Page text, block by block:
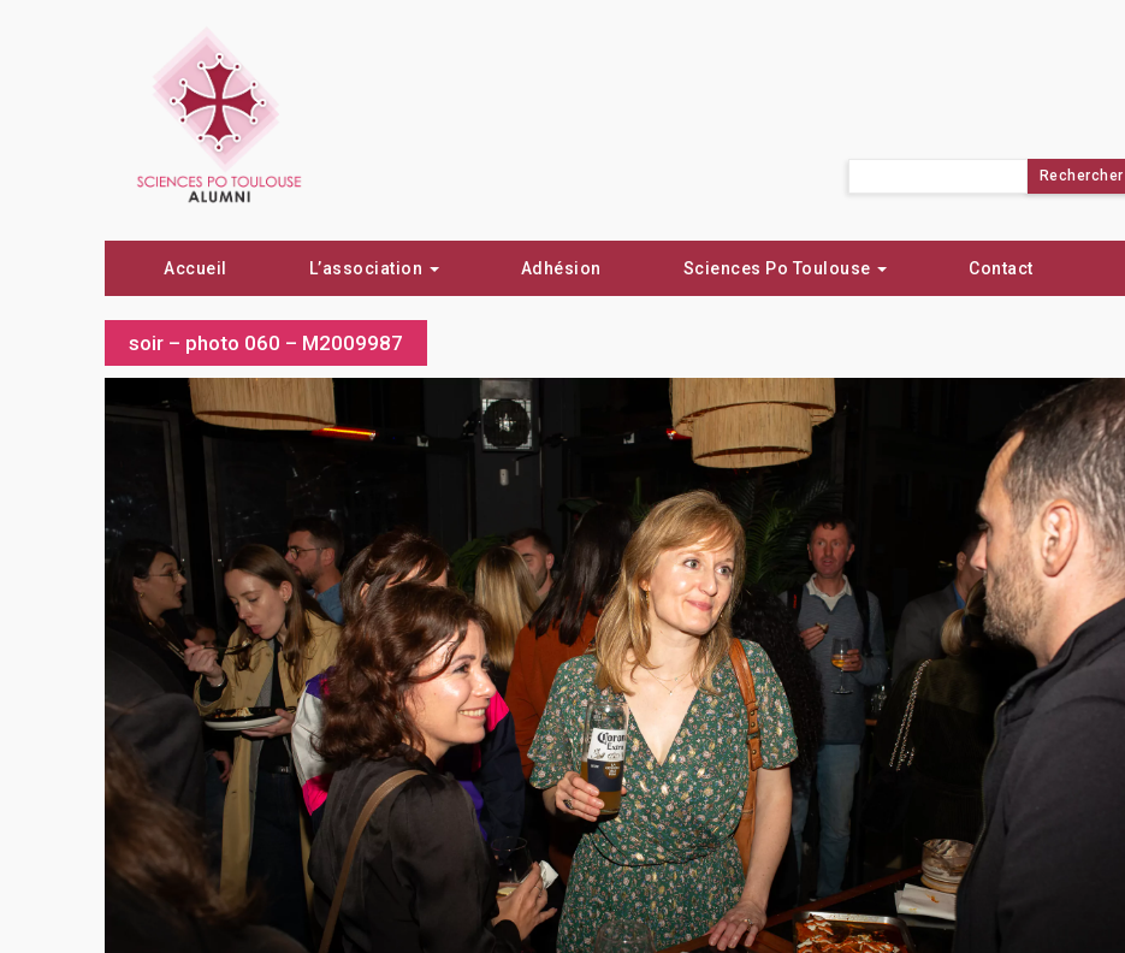
Accueil L’association Adhésion Sciences Po Toulouse Contact
soir – photo 060 – M2009987